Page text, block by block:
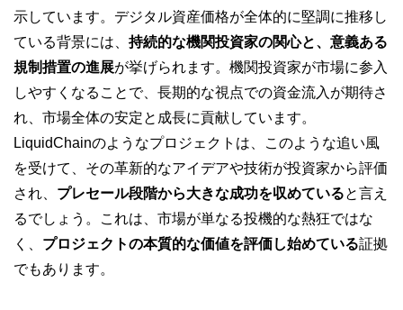
示しています。デジタル資産価格が全体的に堅調に推移し
ている背景には、 持続的な機関投資家の関心と、意義ある
規制措置の進展が挙げられます。機関投資家が市場に参入
しやすくなることで、長期的な視点での資金流入が期待さ
れ、市場全体の安定と成長に貢献しています。
LiquidChainのようなプロジェクトは、このような追い風
を受けて、その革新的なアイデアや技術が投資家から評価
され、 プレセール段階から大きな成功を収めていると言え
るでしょう。これは、市場が単なる投機的な熱狂ではな
く、 プロジェクトの本質的な価値を評価し始めている証拠
でもあります。